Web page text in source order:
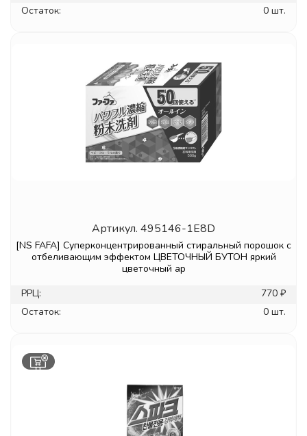
Остаток:
0 шт.
Артикул. 495146-1E8D
[NS FAFA] Суперконцентрированный стиральный порошок с
отбеливающим эффектом ЦВЕТОЧНЫЙ БУТОН яркий
цветочный ар
РРЦ:
770 ₽
Остаток:
0 шт.